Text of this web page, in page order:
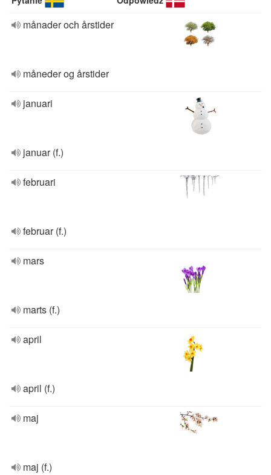
månader och årstider
måneder og årstider
januari
januar (f.)
februari
februar (f.)
mars
marts (f.)
april
april (f.)
maj
maj (f.)